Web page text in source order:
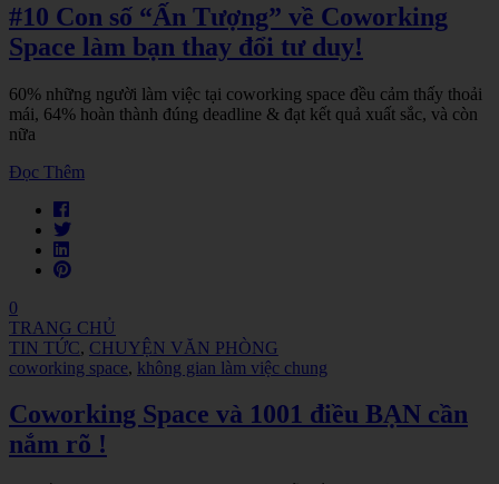
#10 Con số “Ấn Tượng” về Coworking
Space làm bạn thay đổi tư duy!
60% những người làm việc tại coworking space đều cảm thấy thoải
mái, 64% hoàn thành đúng deadline & đạt kết quả xuất sắc, và còn
nữa
Đọc Thêm
0
TRANG CHỦ
TIN TỨC, CHUYỆN VĂN PHÒNG
coworking space, không gian làm việc chung
Coworking Space và 1001 điều BẠN cần
nắm rõ !